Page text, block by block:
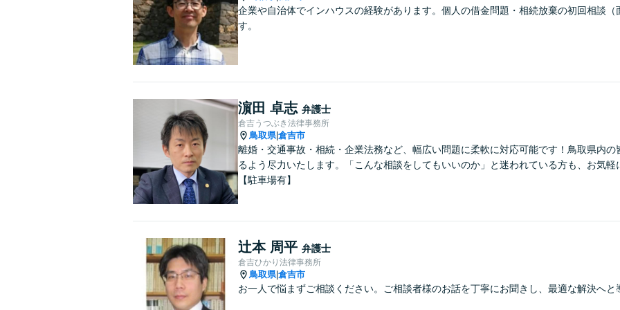
企業や自治体でインハウスの経験があります。個人の借金問題・相続放棄の初回相談（
す。
濵田 卓志 弁護士
倉吉うつぶき法律事務所
鳥取県|倉吉市
離婚・交通事故・相続・企業法務など、幅広い問題に柔軟に対応可能です！鳥取県内の
るよう尽力いたします。「こんな相談をしてもいいのか」と迷われている方も、お気軽
【駐車場有】
辻本 周平 弁護士
倉吉ひかり法律事務所
鳥取県|倉吉市
お一人で悩まずご相談ください。ご相談者様のお話を丁寧にお聞きし、最適な解決へと